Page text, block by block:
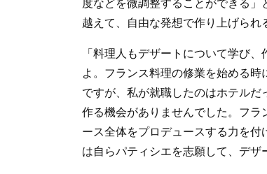
度などを微調整することができる
越えて、自由な発想で作り上げられ
「料理人もデザートについて学び
よ。フランス料理の修業を始める
ですが、私が就職したのはホテル
作る機会がありませんでした。フラ
ース全体をプロデュースする力を
は自らパティシエを志願して、デザ